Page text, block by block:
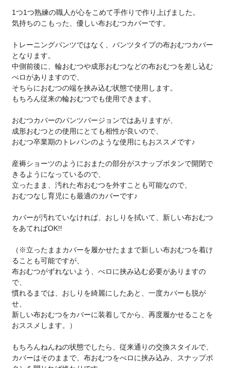
1つ1つ熟練の職人が心をこめて手作りで作り上げました。
気持ちのこもった、優しい布おむつカバーです。
トレーニングパンツではなく、パンツタイプの布おむつカバー
となります。
中側前後に、輪おむつや成形おむつなどの布おむつを差し込む
べロがありますので、
そちらにおむつの端を挟み込む状態で使用します。
もちろん従来の輪おむつでも使用できます。
おむつカバーのパンツバージョンではありますが、
成形おむつとの使用にとても相性が良いので、
おむつ卒業期のトレパンのような使用にもおススメです♪
産褥ショーツのようにおまたの部分がスナップボタンで開閉で
きるようになっているので、
立ったまま、汚れた布おむつを外すことも可能なので、
おむつなし育児にも最適のカバーです♪
カバーが汚れていなければ、おしりを拭いて、新しい布おむつ
をあてればOK!!
（※立ったままカバーを履かせたままで新しい布おむつを着け
ることも可能ですが、
布おむつがずれないよう、べロに挟み込む必要がありますの
で、
慣れるまでは、おしりを綺麗にしたあと、一度カバーも脱が
せ、
新しい布おむつをカバーに装着してから、再度履かせることを
おススメします。）
もちろんねんねの状態でしたら、従来通りの交換スタイルで、
カバーはそのままで、布おむつをべロに挟み込み、スナップボ